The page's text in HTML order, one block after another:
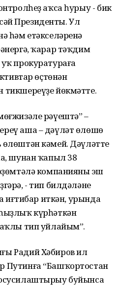
аҡса һурыу - бик
Президенты. Ул
һәм етәкселәренә
ҡарар тәҡдим
прокуратураға
өҫтөнән
йөкмәтте.
рәүештә” –
аша – дәүләт өлөшө
кәмей. Дәүләттең
шунан ҡапыл 38
компанияның эш
- тип билдәләне
иғтибар иткән, урында
күрһәткән
тип уйлайым”.
Радий Хәбиров ил
Путинға “Башҡортостан
буйынса